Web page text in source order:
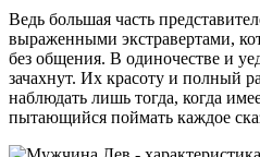
Ведь большая часть
выраженными экстравертами,
без общения. В одиночестве и
зачахнут. Их красоту и полный
наблюдать лишь тогда, когда
пытающийся поймать каждое